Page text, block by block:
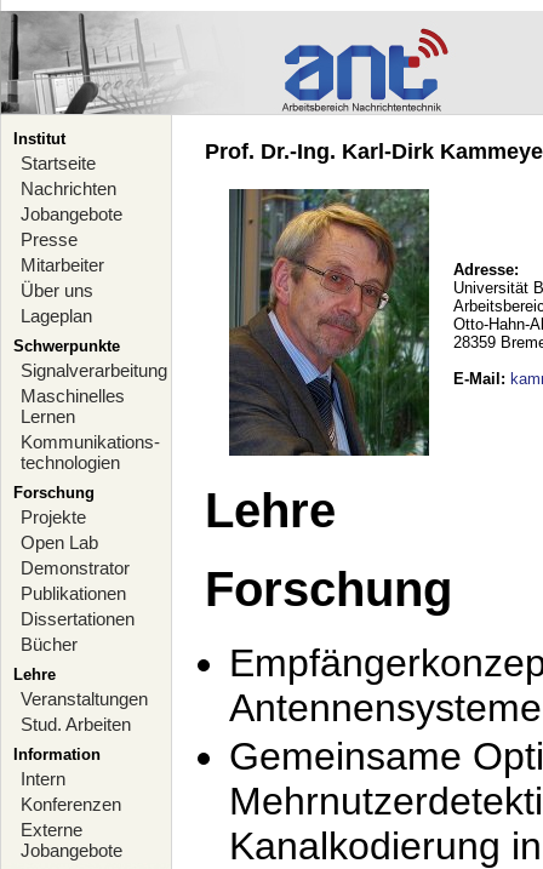
Institut
Startseite
Nachrichten
Jobangebote
Presse
Mitarbeiter
Über uns
Lageplan
Schwerpunkte
Signalverarbeitung
Maschinelles
Lernen
Kommunikations-
technologien
Forschung
Projekte
Open Lab
Demonstrator
Publikationen
Dissertationen
Bücher
Lehre
Veranstaltungen
Stud. Arbeiten
Information
Intern
Konferenzen
Externe
Jobangebote
Prof. Dr.-Ing. Karl-Dirk
Adresse:
Universität
Otto-Hahn-
28359
E-Mail :
Lehre
Forschung
Antennensysteme
Gemeinsame
Kanalkodierung